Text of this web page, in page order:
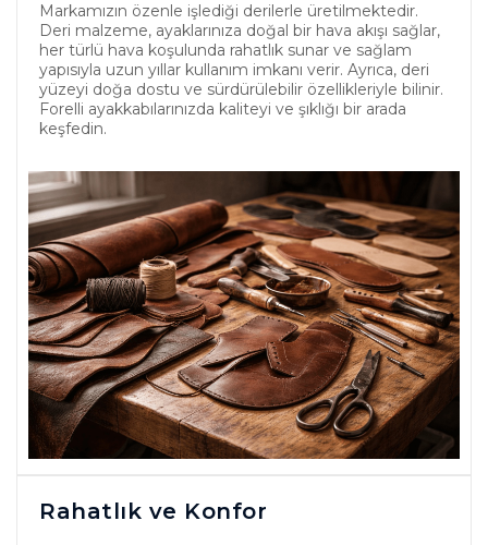
Markamızın özenle işlediği derilerle üretilmektedir.
Deri malzeme, ayaklarınıza doğal bir hava akışı sağlar,
her türlü hava koşulunda rahatlık sunar ve sağlam
yapısıyla uzun yıllar kullanım imkanı verir. Ayrıca, deri
yüzeyi doğa dostu ve sürdürülebilir özellikleriyle bilinir.
Forelli ayakkabılarınızda kaliteyi ve şıklığı bir arada
keşfedin.
Rahatlık ve Konfor